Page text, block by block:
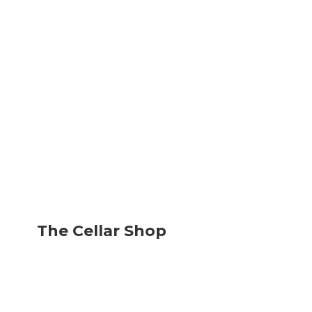
The Cellar Shop